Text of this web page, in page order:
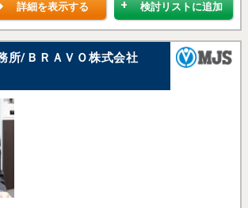
検討リストに追加
詳細を表示する
所/ＢＲＡＶＯ株式会社